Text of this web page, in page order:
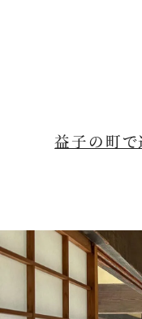
益子の町で